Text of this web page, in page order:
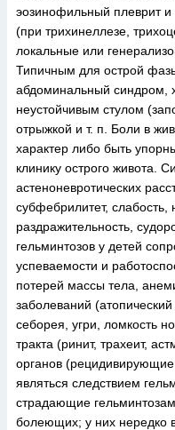
эозинофильный плеврит
(при трихинеллезе,
локальные или
Типичным для острой
абдоминальный синдром,
неустойчивым стулом
отрыжкой и т. п. Боли в
характер либо быть
клинику острого живота.
астеноневротических
субфебрилитет, слабость,
раздражительность,
гельминтозов у детей
успеваемости и
потерей массы тела,
заболеваний
себорея, угри, ломкость
тракта (ринит, трахеит,
органов (рецидивирующие
являться следствием
страдающие
болеющих; у них нередко